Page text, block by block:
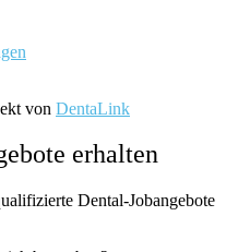
von DentaLink
erhalten
Dental-Jobangebote